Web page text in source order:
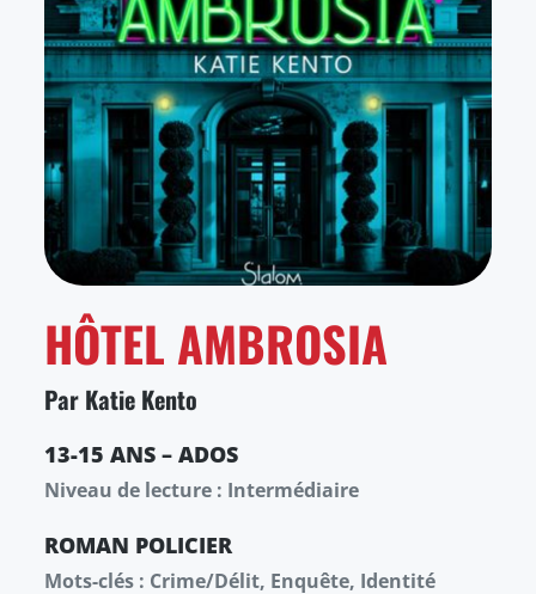
HÔTEL AMBROSIA
Par Katie Kento
13-15 ANS – ADOS
Niveau de lecture : Intermédiaire
ROMAN POLICIER
Mots-clés : Crime/Délit, Enquête, Identité